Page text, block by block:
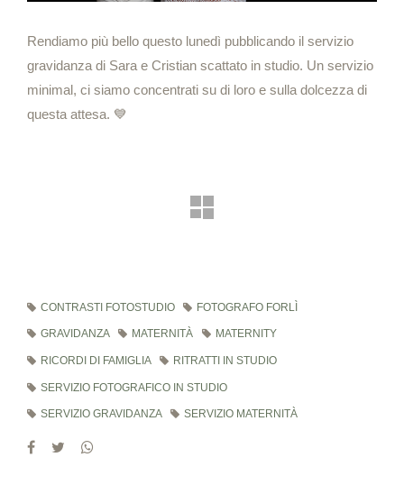
Rendiamo più bello questo lunedì pubblicando il servizio
gravidanza di Sara e Cristian scattato in studio. Un servizio
minimal, ci siamo concentrati su di loro e sulla dolcezza di
questa attesa. 💙
CONTRASTI FOTOSTUDIO FOTOGRAFO FORLÌ
GRAVIDANZA MATERNITÀ MATERNITY
RICORDI DI FAMIGLIA RITRATTI IN STUDIO
SERVIZIO FOTOGRAFICO IN STUDIO
SERVIZIO GRAVIDANZA SERVIZIO MATERNITÀ